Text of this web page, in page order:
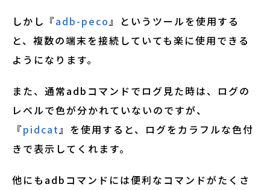
しかし『adb-peco』というツールを使用する
と、複数の端末を接続していても楽に使用できる
ようになります。
また、通常adbコマンドでログ見た時は、ログの
レベルで色が分かれていないのですが、
『pidcat』を使用すると、ログをカラフルな色付
きで表示してくれます。
他にもadbコマンドには便利なコマンドがたくさ